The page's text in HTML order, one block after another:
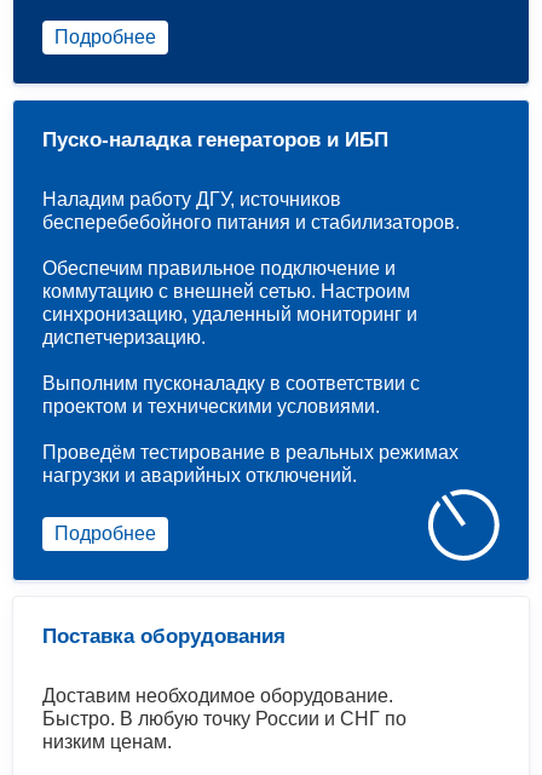
Подробнее
Поставка оборудования
Доставим необходимое оборудование.
Быстро. В любую точку России и СНГ по
низким ценам.
Пуско-наладка генераторов и ИБП
Наладим работу ДГУ, источников
бесперебебойного питания и стабилизаторов.
Обеспечим правильное подключение и
коммутацию с внешней сетью. Настроим
синхронизацию, удаленный мониторинг и
диспетчеризацию.
Выполним пусконаладку в соответствии с
проектом и техническими условиями.
Проведём тестирование в реальных режимах
нагрузки и аварийных отключений.
Подробнее